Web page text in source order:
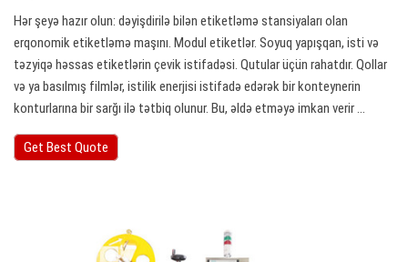
Hər şeyə hazır olun: dəyişdirilə bilən etiketləmə stansiyaları olan
erqonomik etiketləmə maşını. Modul etiketlər. Soyuq yapışqan, isti və
təzyiqə həssas etiketlərin çevik istifadəsi. Qutular üçün rahatdır. Qollar
və ya basılmış filmlər, istilik enerjisi istifadə edərək bir konteynerin
konturlarına bir sarğı ilə tətbiq olunur. Bu, əldə etməyə imkan verir ...
Get Best Quote